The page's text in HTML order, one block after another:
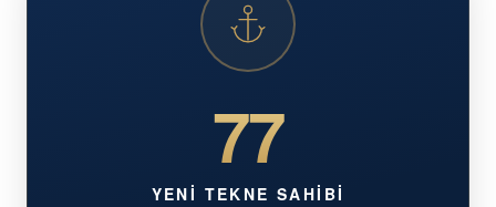
77
YENI TEKNE SAHIBI